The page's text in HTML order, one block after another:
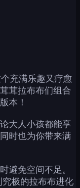
充满乐趣又疗愈
茸拉布布们组合
本！
大人小孩都能享
时也为你带来满
避免空间不足。
极的拉布布进化